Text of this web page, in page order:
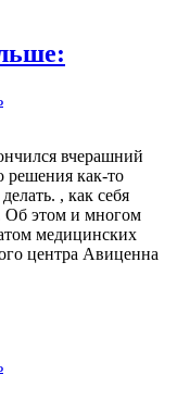
вчерашний
решения как-то
, как себя
Об этом и многом
медицинских
центра Авиценна